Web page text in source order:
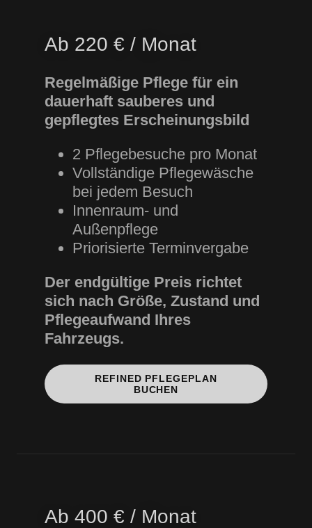
Ab 220 € / Monat
Regelmäßige Pflege für ein
dauerhaft sauberes und
gepflegtes Erscheinungsbild
2 Pflegebesuche pro Monat
Vollständige Pflegewäsche
bei jedem Besuch
Innenraum- und
Außenpflege
Priorisierte Terminvergabe
Der endgültige Preis richtet
sich nach Größe, Zustand und
Pflegeaufwand Ihres
Fahrzeugs.
REFINED PFLEGEPLAN
BUCHEN
Ab 400 € / Monat